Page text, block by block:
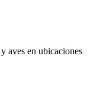
aves en ubicaciones